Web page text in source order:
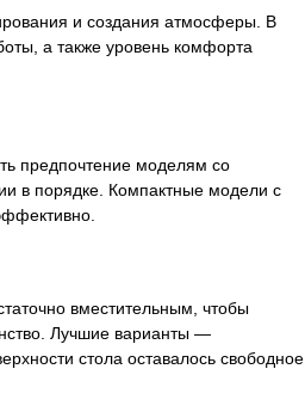
и создания атмосферы. В
а также уровень комфорта
предпочтение моделям со
в порядке. Компактные модели с
вместительным, чтобы
Лучшие варианты —
стола оставалось свободное